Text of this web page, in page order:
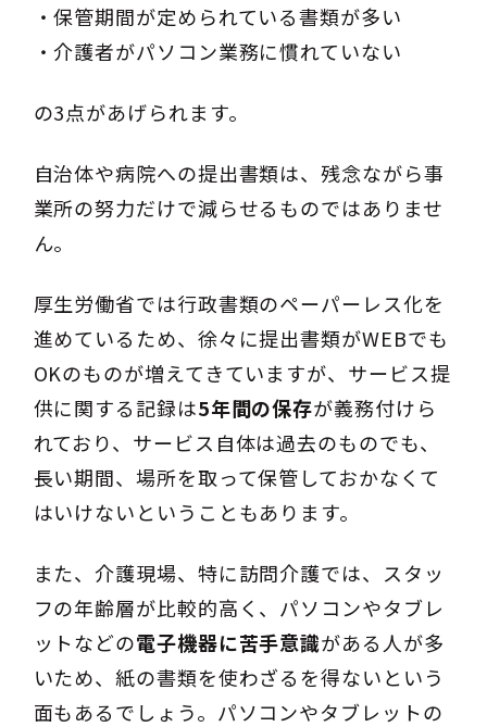
・保管期間が定められている書類が多い
・介護者がパソコン業務に慣れていない
の3点があげられます。
自治体や病院への提出書類は、残念ながら事
業所の努力だけで減らせるものではありませ
ん。
厚生労働省では行政書類のペーパーレス化を
進めているため、徐々に提出書類がWEBでも
OKのものが増えてきていますが、サービス提
供に関する記録は5年間の保存が義務付けら
れており、サービス自体は過去のものでも、
長い期間、場所を取って保管しておかなくて
はいけないということもあります。
また、介護現場、特に訪問介護では、スタッ
フの年齢層が比較的高く、パソコンやタブレ
ットなどの電子機器に苦手意識がある人が多
いため、紙の書類を使わざるを得ないという
面もあるでしょう。パソコンやタブレットの